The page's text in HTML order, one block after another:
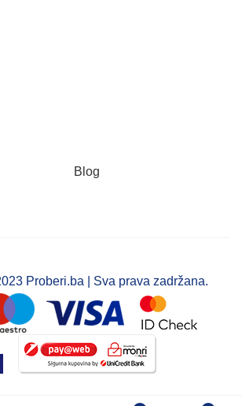
Blog
Proberi.ba | Sva prava zadržana.